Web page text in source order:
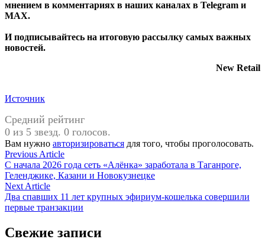
мнением в комментариях в наших каналах в Telegram и
MAX.
Иподписывайтесь на итоговую рассылку самых важных
новостей.
New Retail
Источник
Средний рейтинг
0 из 5 звезд. 0 голосов.
Вам нужно авторизироваться для того, чтобы проголосовать.
Навигация
по
записям
Previous ArticlePrevious
article:
С начала 2026 года сеть «Алёнка» заработала в Таганроге,
Геленджике, Казани и Новокузнецке
Next ArticleNext
article:
Два спавших 11 лет крупных эфириум-кошелька совершили
первые транзакции
Свежие записи